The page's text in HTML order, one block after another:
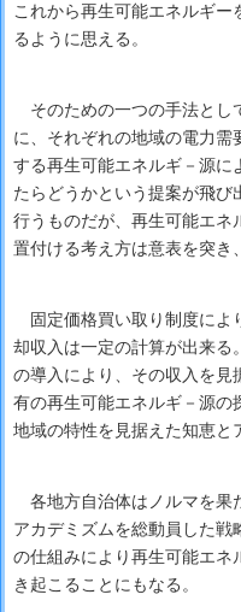
これから再生可能エネルギー
るように思える。
そのための一つの手法とし
に、それぞれの地域の電力
する再生可能エネルギ－源に
たらどうかという提案が飛
行うものだが、再生可能エネ
置付ける考え方は意表を突き
固定価格買い取り制度によ
却収入は一定の計算が出来る
の導入により、その収入を見
有の再生可能エネルギ－源の
地域の特性を見据えた知恵と
各地方自治体はノルマを果
アカデミズムを総動員した戦
の仕組みにより再生可能エネ
き起こることにもなる。